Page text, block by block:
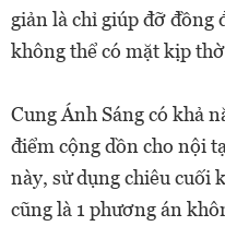
giản là chỉ giúp đỡ
không thể có mặt kịp
Cung Ánh Sáng có khả
điểm cộng dồn cho nội
này, sử dụng chiêu cuối
cũng là 1 phương án